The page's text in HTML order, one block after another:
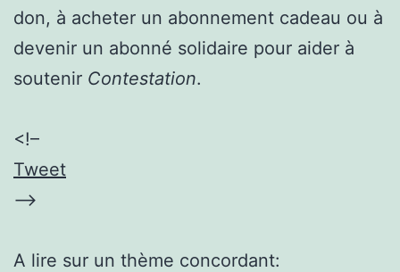
don, à acheter un abonnement cadeau ou à
devenir un abonné solidaire pour aider à
soutenir Contestation.
<!–
Tweet
–>
A lire sur un thème concordant: